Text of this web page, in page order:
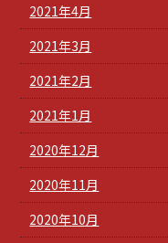
2021年4月
2021年3月
2021年2月
2021年1月
2020年12月
2020年11月
2020年10月